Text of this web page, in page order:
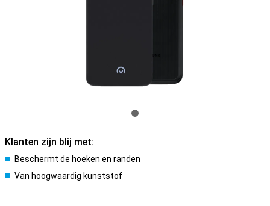
Klanten zijn blij met:
Beschermt de hoeken en randen
Van hoogwaardig kunststof